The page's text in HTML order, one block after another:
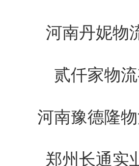
河南丹妮物
贰仟家物
河南豫德隆
郑州长通实